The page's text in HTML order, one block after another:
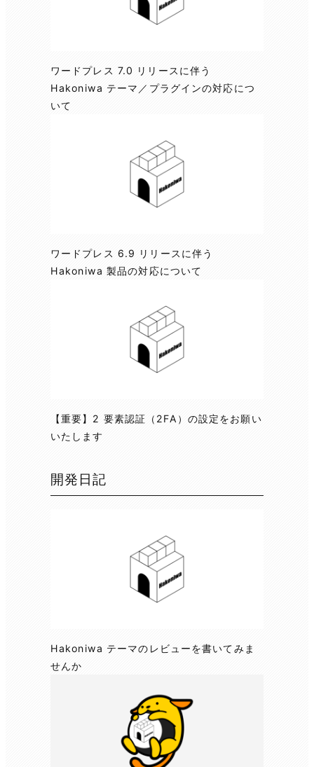
ワードプレス 7.0 リリースに伴う
Hakoniwa テーマ／プラグインの対応につ
いて
ワードプレス 6.9 リリースに伴う
Hakoniwa 製品の対応について
【重要】2 要素認証（2FA）の設定をお願い
いたします
開発日記
Hakoniwa テーマのレビューを書いてみま
せんか